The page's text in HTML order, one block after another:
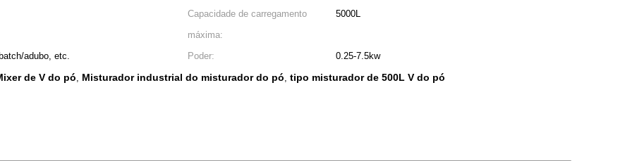
Capacidade de carregamento
máxima:
5000L
adubo, etc. Poder:
0.25-7.5kw
de V do pó, Misturador industrial do misturador do pó, tipo misturador de 500L V do pó